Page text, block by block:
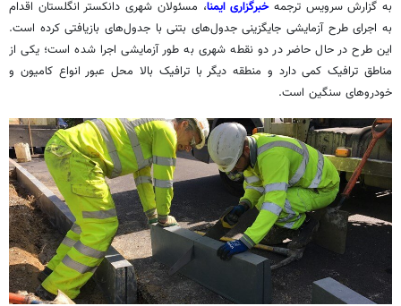
به گزارش سرویس ترجمه خبرگزاری ایمنا، مسئولان شهری دانکسترانگلستان اقدام
به اجرای طرح آزمایشی جایگزینی جدول‌های بتنی با جدول‌های بازیافتی کرده است.
این طرح در حال حاضر در دو نقطه شهری به طور آزمایشی اجرا شده است؛ یکی از
مناطق ترافیک کمی دارد و منطقه دیگر با ترافیک بالا محل عبور انواع کامیون و
خودروهای سنگین است.